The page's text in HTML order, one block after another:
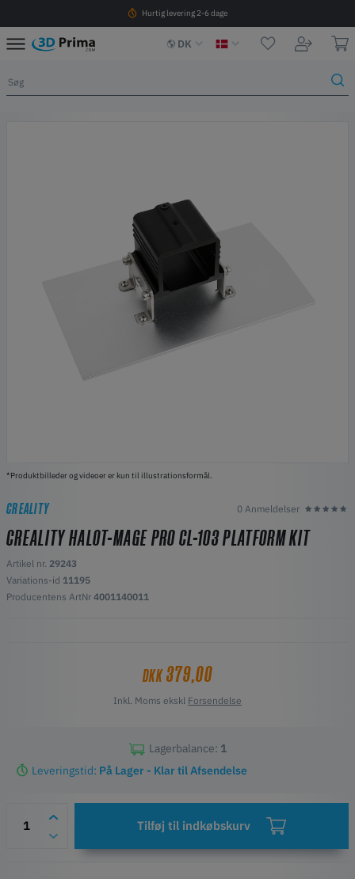
Hurtig levering 2-6 dage
DK
*Produktbilleder og videoer er kun til illustrationsformål.
CREALITY 0 Anmeldelser
CREALITY HALOT-MAGE PRO CL-103 PLATFORM KIT
Artikel nr. 29243
Variations-id 11195
Producentens ArtNr 4001140011
DKK379,00
Inkl. Moms ekskl Forsendelse
Lagerbalance: 1
Leveringstid: På Lager - Klar til Afsendelse
Tilføj til indkøbskurv